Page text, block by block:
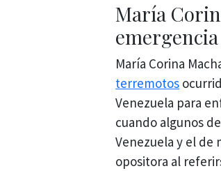
María
María Corina
terremotos
Venezuela para
cuando algunos
Venezuela y el de
opositora al